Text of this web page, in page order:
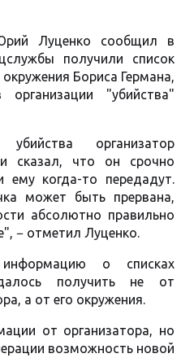
Луценко сообщил в
получили список
Бориса Германа,
"убийства"
организатор
сказал, что он срочно
ему когда-то передадут.
может быть прервана,
абсолютно правильно
− отметил Луценко.
о списках
получить не от
а от его окружения.
от организатора, но
возможность новой